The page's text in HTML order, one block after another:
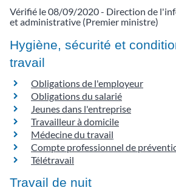
Vérifié le 08/09/2020 - Direction de
et administrative (Premier ministre)
Hygiène, sécurité et
travail
Obligations de l'employeur
Obligations du salarié
Jeunes dans l'entreprise
Travailleur à domicile
Médecine du travail
Compte professionnel de
Télétravail
Travail de nuit